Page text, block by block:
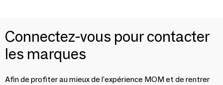
Connectez-vous pour contacter
les marques
Afin de profiter au mieux de l'expérience MOM et de rentrer